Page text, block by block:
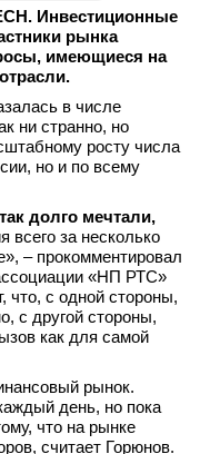
Инвестиционные
рынка
имеющиеся на
в числе
ни странно, но
росту числа
но и по всему
долго мечтали,
всего за несколько
– прокомментировал
«НП РТС»
что, с одной стороны,
с другой стороны,
как для самой
рынок.
день, но пока
что на рынке
считает Горюнов.